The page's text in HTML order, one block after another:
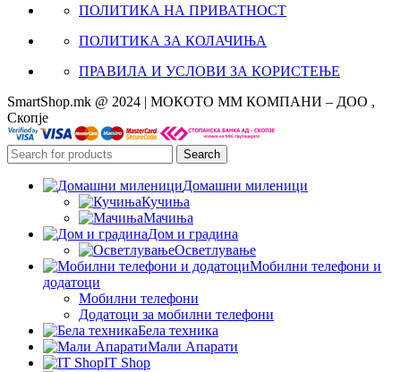
ПОЛИТИКА НА ПРИВАТНОСТ
ПОЛИТИКА ЗА КОЛАЧИЊА
ПРАВИЛА И УСЛОВИ ЗА КОРИСТЕЊЕ
SmartShop.mk @ 2024 | МОКОТО ММ КОМПАНИ – ДОО ,
Скопје
Search
Домашни миленици
Кучиња
Мачиња
Дом и градина
Осветлување
Мобилни телефони и
додатоци
Мобилни телефони
Додатоци за мобилни телефони
Бела техника
Мали Апарати
IT Shop